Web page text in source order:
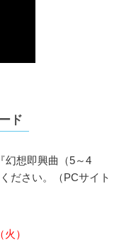
ド
幻想即興曲（5～4
ださい。（PCサイト
）